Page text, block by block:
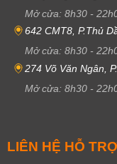
Mở cửa: 8h30 -
642 CMT8, P.Thủ
Mở cửa: 8h30 -
274 Võ Văn Ngân,
Mở cửa: 8h30 -
LIÊN HỆ HỖ